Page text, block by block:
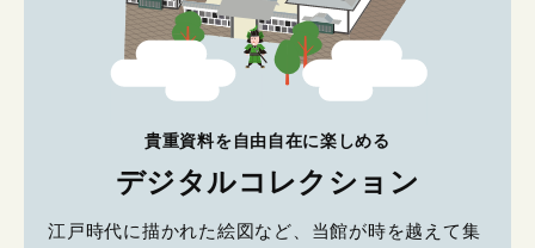
貴重資料を自由自在に楽しめる
デジタルコレクション
江戸時代に描かれた絵図など、当館が時を越えて集